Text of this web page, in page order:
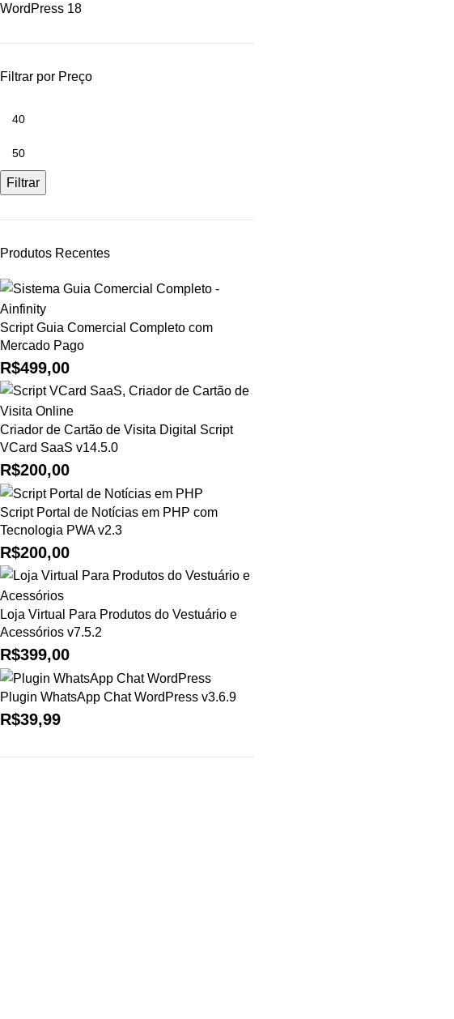
WordPress 18
Filtrar por Preço
Filtrar
Produtos Recentes
Script Guia Comercial Completo com
Mercado Pago
R$499,00
Criador de Cartão de Visita Digital Script
VCard SaaS v14.5.0
R$200,00
Script Portal de Notícias em PHP com
Tecnologia PWA v2.3
R$200,00
Loja Virtual Para Produtos do Vestuário e
Acessórios v7.5.2
R$399,00
Plugin WhatsApp Chat WordPress v3.6.9
R$39,99